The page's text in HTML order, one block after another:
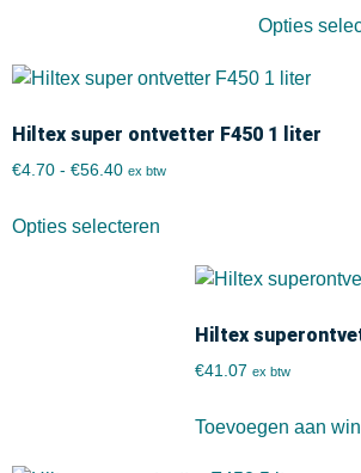
Opties
Hiltex super ontvetter F450 1 liter
€4.70 - €56.40 ex btw
Opties selecteren
Hiltex
€41.07 ex btw
Toevoegen aan